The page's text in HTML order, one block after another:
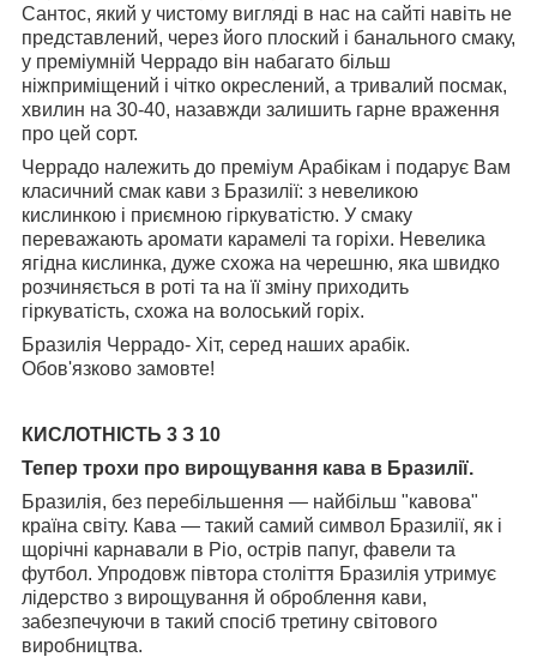
Сантос, який у чистому вигляді в нас на сайті навіть не
представлений, через його плоский і банального смаку,
у преміумній Черрадо він набагато більш
ніжприміщений і чітко окреслений, а тривалий посмак,
хвилин на 30-40, назавжди залишить гарне враження
про цей сорт.
Черрадо належить до преміум Арабікам і подарує Вам
класичний смак кави з Бразилії: з невеликою
кислинкою і приємною гіркуватістю. У смаку
переважають аромати карамелі та горіхи. Невелика
ягідна кислинка, дуже схожа на черешню, яка швидко
розчиняється в роті та на її зміну приходить
гіркуватість, схожа на волоський горіх.
Бразилія Черрадо- Хіт, серед наших арабік.
Обов'язково замовте!
КИСЛОТНІСТЬ 3 З 10
Тепер трохи про вирощування кава в Бразилії.
Бразилія, без перебільшення — найбільш "кавова"
країна світу. Кава — такий самий символ Бразилії, як і
щорічні карнавали в Ріо, острів папуг, фавели та
футбол. Упродовж півтора століття Бразилія утримує
лідерство з вирощування й оброблення кави,
забезпечуючи в такий спосіб третину світового
виробництва.